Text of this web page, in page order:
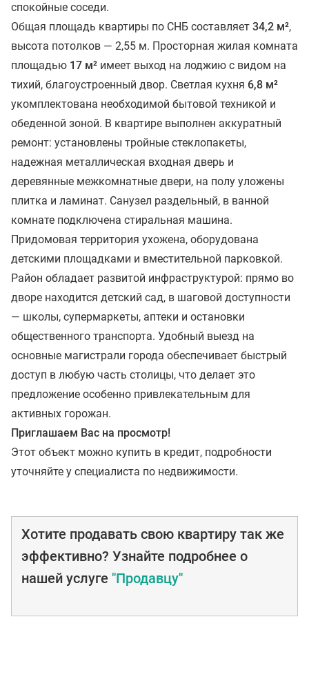
спокойные соседи.
Общая площадь квартиры по СНБ составляет 34,2 м²,
высота потолков — 2,55 м. Просторная жилая комната
площадью 17 м² имеет выход на лоджию с видом на
тихий, благоустроенный двор. Светлая кухня 6,8 м²
укомплектована необходимой бытовой техникой и
обеденной зоной. В квартире выполнен аккуратный
ремонт: установлены тройные стеклопакеты,
надежная металлическая входная дверь и
деревянные межкомнатные двери, на полу уложены
плитка и ламинат. Санузел раздельный, в ванной
комнате подключена стиральная машина.
Придомовая территория ухожена, оборудована
детскими площадками и вместительной парковкой.
Район обладает развитой инфраструктурой: прямо во
дворе находится детский сад, в шаговой доступности
— школы, супермаркеты, аптеки и остановки
общественного транспорта. Удобный выезд на
основные магистрали города обеспечивает быстрый
доступ в любую часть столицы, что делает это
предложение особенно привлекательным для
активных горожан.
Приглашаем Вас на просмотр!
Этот объект можно купить в кредит, подробности
уточняйте у специалиста по недвижимости.
Хотите продавать свою квартиру так же
эффективно? Узнайте подробнее о
нашей услуге "Продавцу"